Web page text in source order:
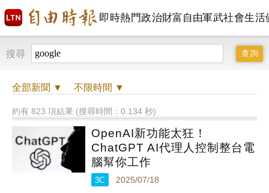
即時熱門政治財富自由軍武社會生活
搜尋
全部新聞 ▼ 不限時間 ▼
約有 823 項結果 (搜尋時間：0.134 秒)
OpenAI新功能太狂！
ChatGPT AI代理人控制整台電
腦幫你工作
3C 2025/07/18